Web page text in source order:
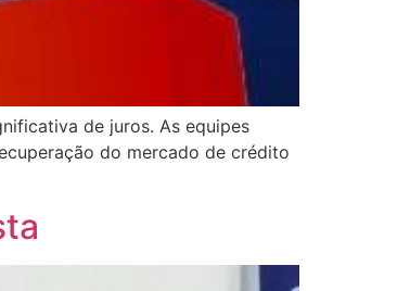
de juros. As equipes
do mercado de crédito